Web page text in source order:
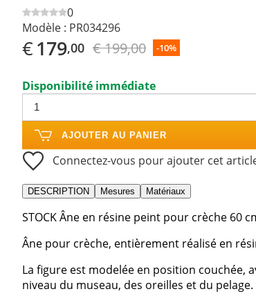
0
Modèle : PR034296
€179,00 € 199,00 -10%
Disponibilité immédiate
AJOUTER AU PANIER
Connectez-vous pour ajouter cet
DESCRIPTION Mesures Matériaux
STOCK Âne en résine peint pour crèche 60
Âne pour crèche, entièrement réalisé en
La figure est modelée en position couchée,
niveau du museau, des oreilles et du pelage.